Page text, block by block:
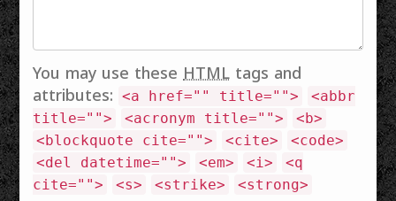
You may use theseHTML tags and
attributes:
<a href="" title="">
<abbr
title="">
<acronym title="">
<b>
<blockquote cite="">
<cite>
<code>
<del datetime="">
<em> <i>
<q
cite="">
<s> <strike> <strong>